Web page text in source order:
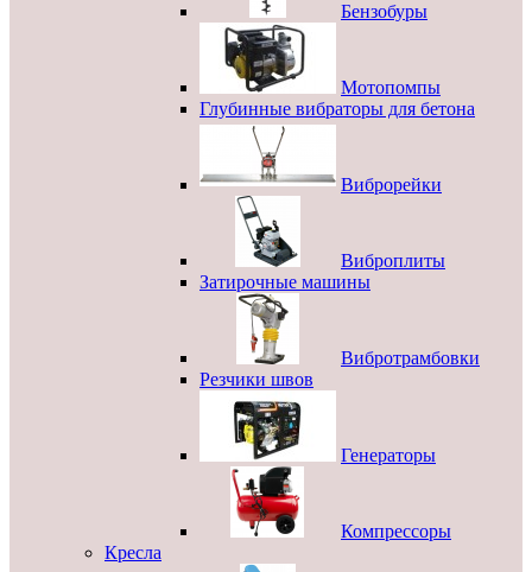
Бензобуры
Мотопомпы
Глубинные вибраторы для бетона
Виброрейки
Виброплиты
Затирочные машины
Вибротрамбовки
Резчики швов
Генераторы
Компрессоры
Кресла